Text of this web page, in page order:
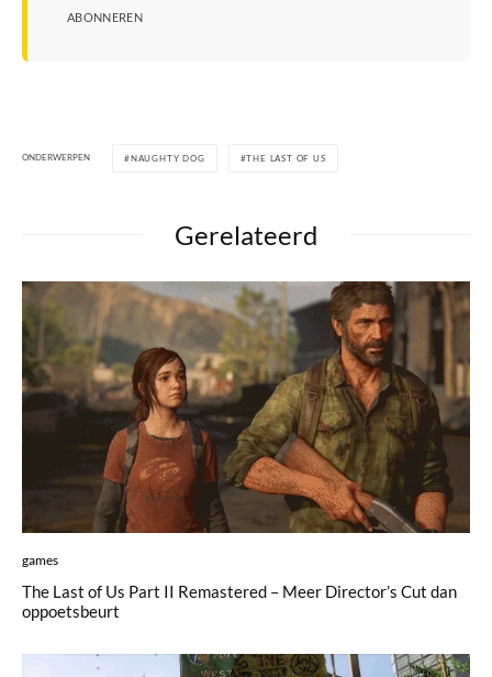
ABONNEREN
ONDERWERPEN NAUGHTY DOG THE LAST OF US
Gerelateerd
games
The Last of Us Part II Remastered – Meer Director’s Cut dan
oppoetsbeurt